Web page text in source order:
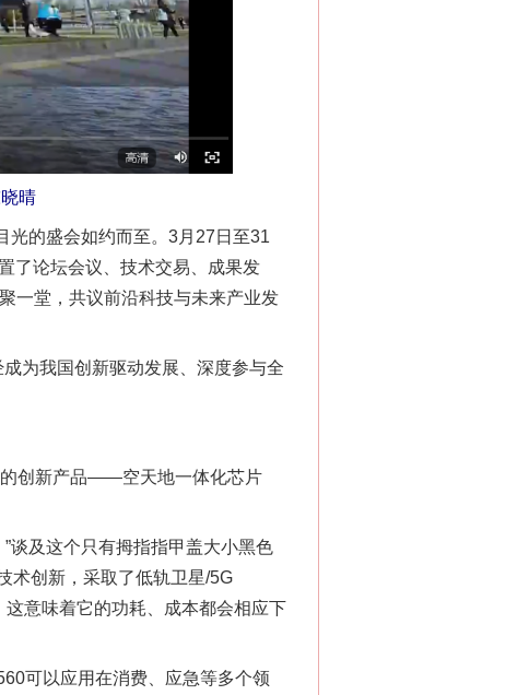
晴
的盛会如约而至。3月27日至31
了论坛会议、技术交易、成果发
一堂，共议前沿科技与未来产业发
为我国创新驱动发展、深度参与全
创新产品——空天地一体化芯片
及这个只有拇指指甲盖大小黑色
术创新，采取了低轨卫星/5G
意味着它的功耗、成本都会相应下
可以应用在消费、应急等多个领